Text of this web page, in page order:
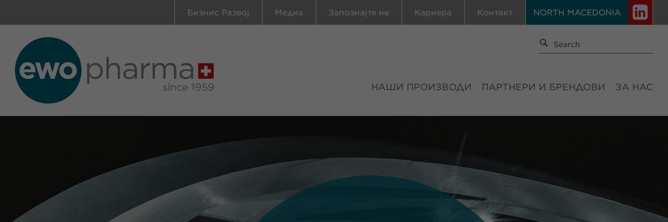
NORTH MACEDONIA
Бизнис Развој Медиа Запознајте не Кариера Контакт
НАШИ ПРОИЗВОДИ ПАРТНЕРИ И БРЕНДОВИ ЗА НАС